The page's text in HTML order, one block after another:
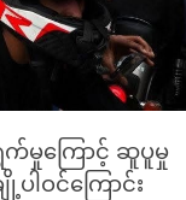
မှုကြောင့် ဆူပူမှု
ါဝင်ကြောင်း